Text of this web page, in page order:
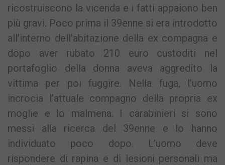
ricostruiscono la vicenda e i fatti appaiono ben
più gravi. Poco prima il 39enne si era introdotto
all’interno dell’abitazione della ex compagna e
dopo aver rubato 210 euro custoditi nel
portafoglio della donna aveva aggredito la
vittima per poi fuggire. Nella fuga, l’uomo
incrocia l’attuale compagno della propria ex
moglie e lo malmena. I carabinieri si sono
messi alla ricerca del 39enne e lo hanno
individuato poco dopo. L’uomo deve
rispondere di rapina e di lesioni personali ma